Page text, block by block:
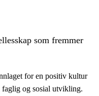
som fremmer
for en positiv kultur
faglig og sosial utvikling.